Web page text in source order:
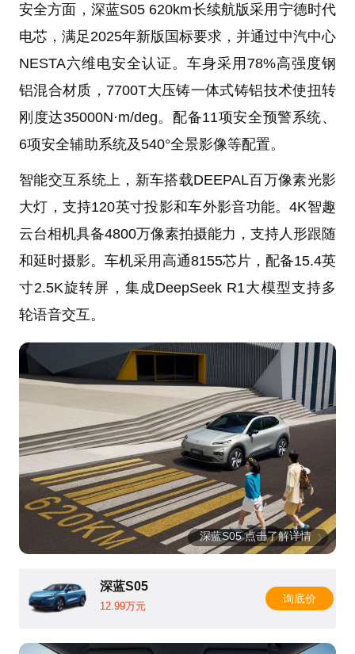
安全方面，深蓝S05 620km长续航版采用宁德时代
电芯，满足2025年新版国标要求，并通过中汽中心
NESTA六维电安全认证。车身采用78%高强度钢
铝混合材质，7700T大压铸一体式铸铝技术使扭转
刚度达35000N·m/deg。配备11项安全预警系统、
6项安全辅助系统及540°全景影像等配置。
智能交互系统上，新车搭载DEEPAL百万像素光影
大灯，支持120英寸投影和车外影音功能。4K智趣
云台相机具备4800万像素拍摄能力，支持人形跟随
和延时摄影。车机采用高通8155芯片，配备15.4英
寸2.5K旋转屏，集成DeepSeek R1大模型支持多
轮语音交互。
深蓝S05 点击了解详情
深蓝S05
12.99万元
询底价